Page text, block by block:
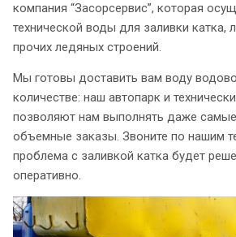
компания “Засорсервис”, которая
технической воды для заливки катка,
прочих ледяных строений.
Мы готовы доставить вам воду
количестве: наш автопарк и
позволяют нам выполнять даже
объемные заказы. Звоните по нашим
проблема с заливкой катка будет
оперативно.